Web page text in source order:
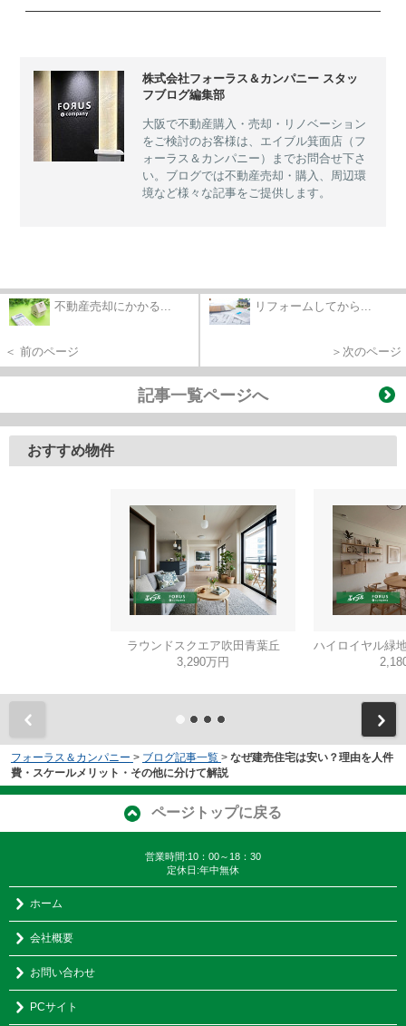
株式会社フォーラス＆カンパニー スタッ
フブログ編集部
大阪で不動産購入・売却・リノベーション
をご検討のお客様は、エイブル箕面店（フ
ォーラス＆カンパニー）までお問合せ下さ
い。ブログでは不動産売却・購入、周辺環
境など様々な記事をご提供します。
不動産売却にかかる...
＜ 前のページ
リフォームしてから...
＞次のページ
記事一覧ページへ
おすすめ物件
ラウンドスクエア吹田青葉丘
3,290万円
ハイロイヤル緑
フォーラス＆カンパニー > ブログ記事一覧 > なぜ建売住宅は安い？理由を人件
費・スケールメリット・その他に分けて解説
ページトップに戻る
営業時間:10：00～18：30
定休日:年中無休
ホーム
会社概要
お問い合わせ
PCサイト